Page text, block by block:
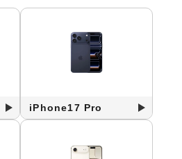
iPhone17 Pro